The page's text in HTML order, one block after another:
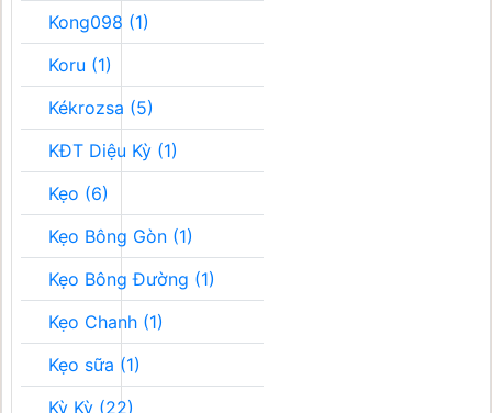
Kong098 (1)
Koru (1)
Kékrozsa (5)
KĐT Diệu Kỳ (1)
Kẹo (6)
Kẹo Bông Gòn (1)
Kẹo Bông Đường (1)
Kẹo Chanh (1)
Kẹo sữa (1)
Kỳ Kỳ (22)